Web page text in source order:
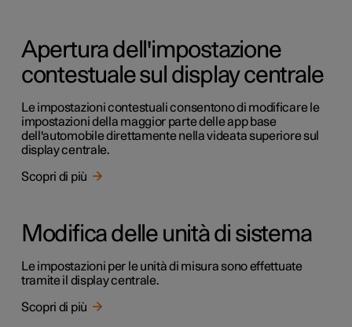
Apertura dell'impostazione
contestuale sul display centrale
Le impostazioni contestuali consentono di modificare le
impostazioni della maggior parte delle app base
dell'automobile direttamente nella videata superiore sul
display centrale.
Scopri di più
Modifica delle unità di sistema
Le impostazioni per le unità di misura sono effettuate
tramite il display centrale.
Scopri di più